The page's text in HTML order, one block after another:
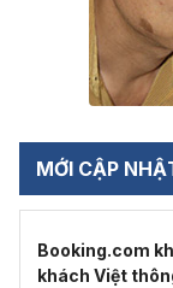
MỚI CẬP
Booking.com
khách Việt